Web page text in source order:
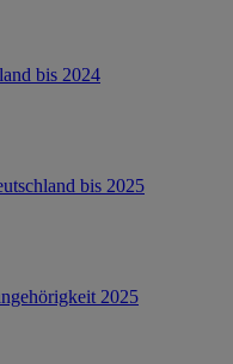
bis 2024
bis 2025
2025